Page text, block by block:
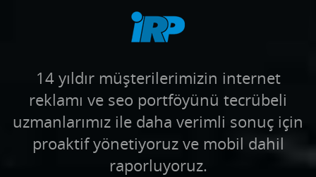
14 yıldır müşterilerimizin internet
reklamı ve seo portföyünü tecrübeli
uzmanlarımız ile daha verimli sonuç için
proaktif yönetiyoruz ve mobil dahil
raporluyoruz.